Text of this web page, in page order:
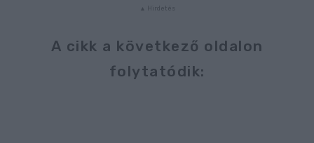
A cikk a következő oldalon
folytatódik: